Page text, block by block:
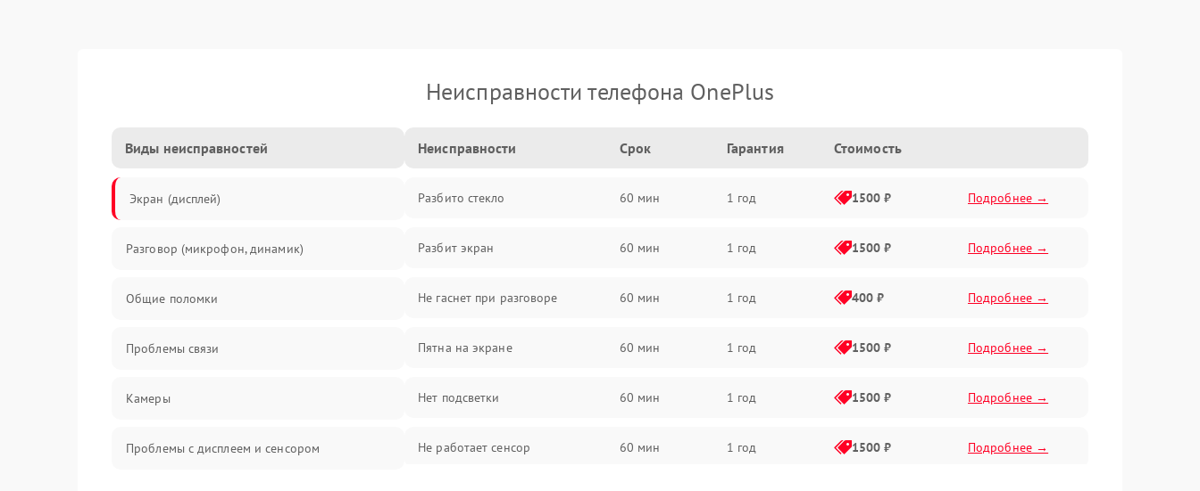
Неисправности телефона OnePlus
Виды неисправностей
Экран (дисплей)
Разговор (микрофон, динамик)
Общие поломки
Проблемы связи
Камеры
Проблемы с дисплеем и сенсором
Неисправности Срок Гарантия Стоимость
Разбито стекло 60 мин 1 год 1500 ₽ Подробнее →
Разбит экран 60 мин 1 год 1500 ₽ Подробнее →
Не гаснет при разговоре 60 мин 1 год 400 ₽ Подробнее →
Пятна на экране 60 мин 1 год 1500 ₽ Подробнее →
Нет подсветки 60 мин 1 год 1500 ₽ Подробнее →
Не работает сенсор 60 мин 1 год 1500 ₽ Подробнее →